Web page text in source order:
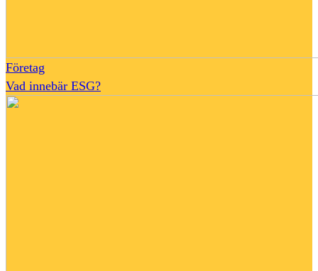
Företag
Vad innebär ESG?